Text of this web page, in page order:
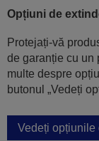
Opțiuni de
Protejați-vă
de garanție cu un
multe despre
butonul „Vedeți
Vedeți opțiunile